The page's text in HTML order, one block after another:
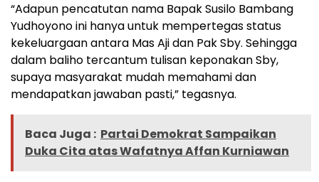
“Adapun pencatutan nama Bapak Susilo Bambang
Yudhoyono ini hanya untuk mempertegas status
kekeluargaan antara Mas Aji dan Pak Sby. Sehingga
dalam baliho tercantum tulisan keponakan Sby,
supaya masyarakat mudah memahami dan
mendapatkan jawaban pasti,” tegasnya.
Baca Juga : Partai Demokrat Sampaikan
Duka Cita atas Wafatnya Affan Kurniawan